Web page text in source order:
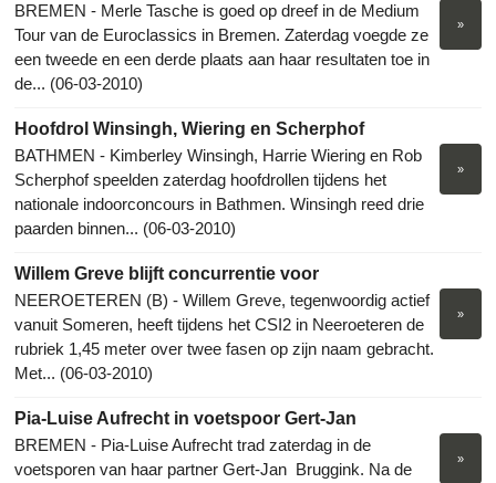
»
BREMEN - Merle Tasche is goed op dreef in de Medium
Tour van de Euroclassics in Bremen. Zaterdag voegde ze
een tweede en een derde plaats aan haar resultaten toe in
de... (06-03-2010)
Hoofdrol Winsingh, Wiering en Scherphof
»
BATHMEN - Kimberley Winsingh, Harrie Wiering en Rob
Scherphof speelden zaterdag hoofdrollen tijdens het
nationale indoorconcours in Bathmen. Winsingh reed drie
paarden binnen... (06-03-2010)
Willem Greve blijft concurrentie voor
»
NEEROETEREN (B) - Willem Greve, tegenwoordig actief
vanuit Someren, heeft tijdens het CSI2 in Neeroeteren de
rubriek 1,45 meter over twee fasen op zijn naam gebracht.
Met... (06-03-2010)
Pia-Luise Aufrecht in voetspoor Gert-Jan
»
BREMEN - Pia-Luise Aufrecht trad zaterdag in de
voetsporen van haar partner Gert-Jan Bruggink. Na de